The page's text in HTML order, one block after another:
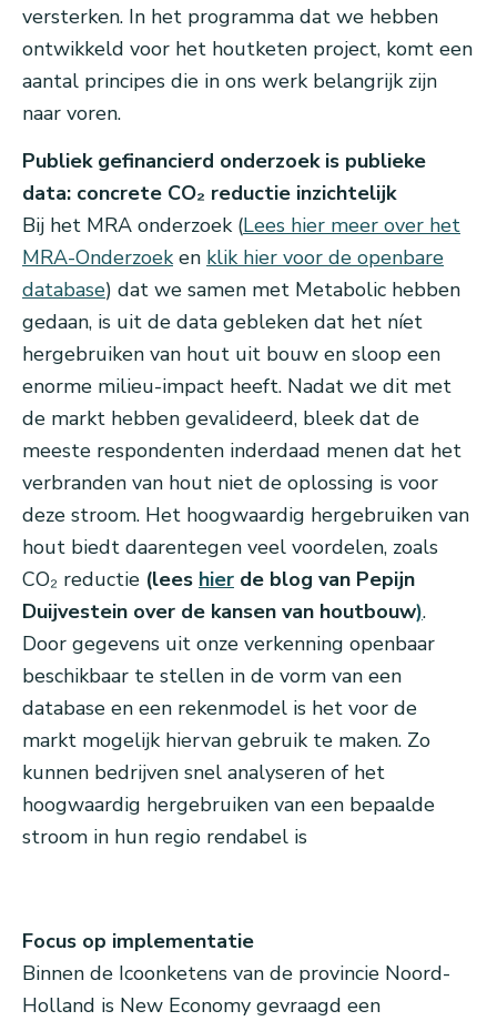
versterken. In het programma dat we hebben
ontwikkeld voor het houtketen project, komt een
aantal principes die in ons werk belangrijk zijn
naar voren.
Publiek gefinancierd onderzoek is publieke
data: concrete CO₂ reductie inzichtelijk
Bij het MRA onderzoek (Lees hier meer over het
MRA-Onderzoek en klik hier voor de openbare
database) dat we samen met Metabolic hebben
gedaan, is uit de data gebleken dat het níet
hergebruiken van hout uit bouw en sloop een
enorme milieu-impact heeft. Nadat we dit met
de markt hebben gevalideerd, bleek dat de
meeste respondenten inderdaad menen dat het
verbranden van hout niet de oplossing is voor
deze stroom. Het hoogwaardig hergebruiken van
hout biedt daarentegen veel voordelen, zoals
CO₂ reductie (lees hier de blog van Pepijn
Duijvestein over de kansen van houtbouw).
Door gegevens uit onze verkenning openbaar
beschikbaar te stellen in de vorm van een
database en een rekenmodel is het voor de
markt mogelijk hiervan gebruik te maken. Zo
kunnen bedrijven snel analyseren of het
hoogwaardig hergebruiken van een bepaalde
stroom in hun regio rendabel is
Focus op implementatie
Binnen de Icoonketens van de provincie Noord-
Holland is New Economy gevraagd een